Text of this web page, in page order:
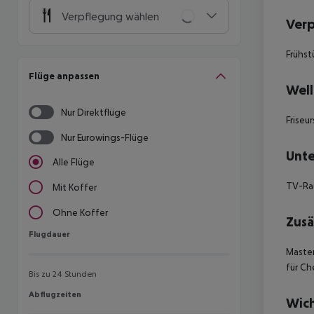
Verpflegung wählen
Flüge anpassen
Nur Direktflüge
Nur Eurowings-Flüge
Alle Flüge
Mit Koffer
Ohne Koffer
Flugdauer
Flugdauer
Bis zu 24 Stunden
Abflugzeiten
Abflugzeiten
TV-
für